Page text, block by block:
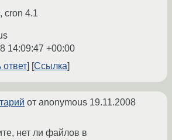
cron 4.1
14:09:47 +00:00
ответ
Ссылка
от anonymous 19.11.2008
нет ли файлов в